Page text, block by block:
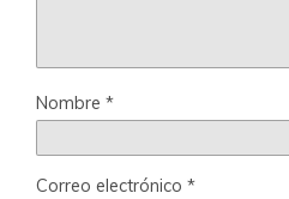
Nombre *
Correo electrónico *